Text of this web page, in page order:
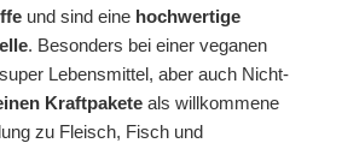
und sind eine hochwertige
. Besonders bei einer veganen
Lebensmittel, aber auch Nicht-
Kraftpakete als willkommene
zu Fleisch, Fisch und